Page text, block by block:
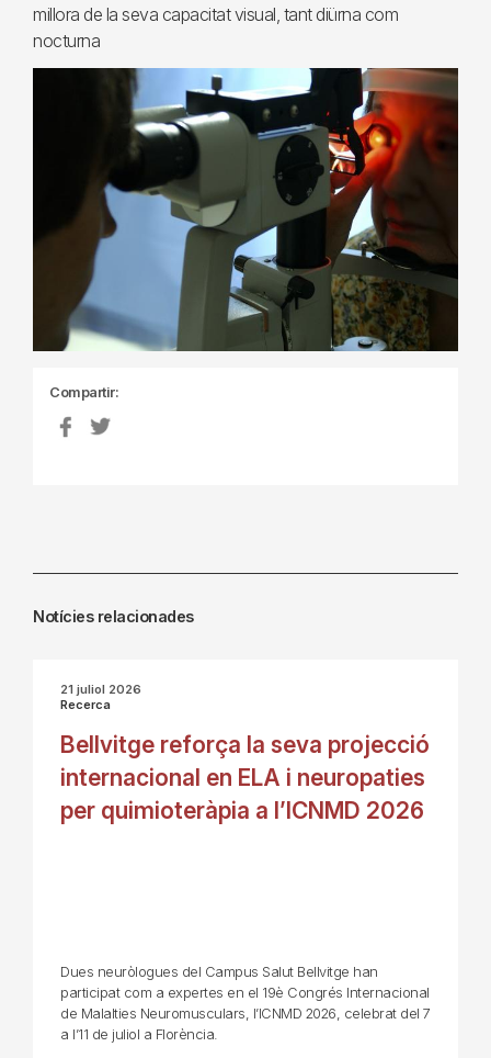
millora de la seva capacitat visual, tant diürna com
nocturna
Compartir:
Notícies relacionades
21 juliol 2026
Recerca
Bellvitge reforça la seva projecció
internacional en ELA i neuropaties
per quimioteràpia a l’ICNMD 2026
Dues neuròlogues del Campus Salut Bellvitge han
participat com a expertes en el 19è Congrés Internacional
de Malalties Neuromusculars, l’ICNMD 2026, celebrat del 7
a l’11 de juliol a Florència.